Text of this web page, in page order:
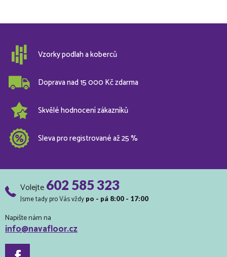
Vzorky podlah a koberců
Doprava nad 15 000 Kč zdarma
Skvělé hodnocení zákazníků
Sleva pro registrované až 25 %
Volejte602 585 323
Jsme tady pro Vás vždy po - pá 8:00 - 17:00
Napište nám na
info@navafloor.cz